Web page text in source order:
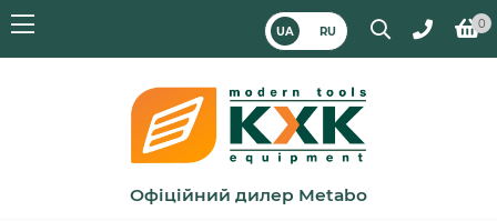
UA RU
0
Офіційний дилер Metabo